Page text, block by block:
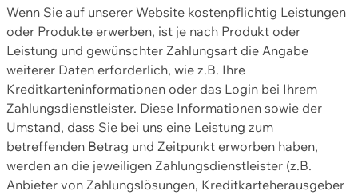
Wenn Sie auf unserer Website kostenpflichtig Leistungen
oder Produkte erwerben, ist je nach Produkt oder
Leistung und gewünschter Zahlungsart die Angabe
weiterer Daten erforderlich, wie z.B. Ihre
Kreditkarteninformationen oder das Login bei Ihrem
Zahlungsdienstleister. Diese Informationen sowie der
Umstand, dass Sie bei uns eine Leistung zum
betreffenden Betrag und Zeitpunkt erworben haben,
werden an die jeweiligen Zahlungsdienstleister (z.B.
Anbieter von Zahlungslösungen, Kreditkarteherausgeber